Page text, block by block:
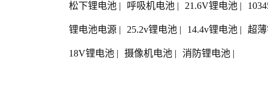
松下锂电池 | 呼吸机电池 | 21.6V锂电池 |
锂电池电源 | 25.2v锂电池 | 14.4v锂电池 | 超
18V锂电池 | 摄像机电池 | 消防锂电池 |